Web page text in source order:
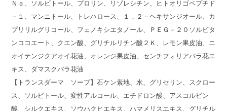
Ｎａ、ソルビトール、プロリン、リゾレシチン、ヒトオリゴペプチド
－１、マンニトール、トレハロース、１，２－ヘキサンジオール、カ
プリリルグリコール、フェノキシエタノール、ＰＥＧ－２０ソルビタ
ンココエート、クエン酸、グリチルリチン酸２Ｋ、レモン果皮油、ニ
オイテンジクアオイ花油、オレンジ果皮油、センチフォリアバラ花エ
キス、ダマスクバラ花油
【トランスダーマ ソープ】石ケン素地、水、グリセリン、スクロー
ス、ソルビトール、変性アルコール、エチドロン酸、アスコルビン
酸、シルクエキス、ソウハクヒエキス、ハマメリスエキス、グリチル